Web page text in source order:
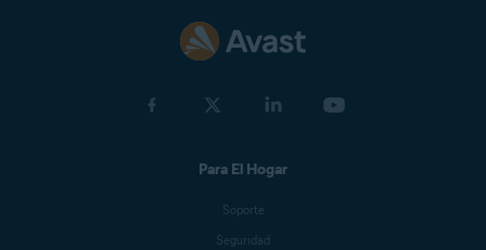
Para El Hogar
Soporte
Seguridad